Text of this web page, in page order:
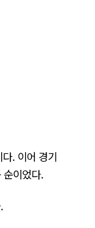
. 이어 경기
이었다.